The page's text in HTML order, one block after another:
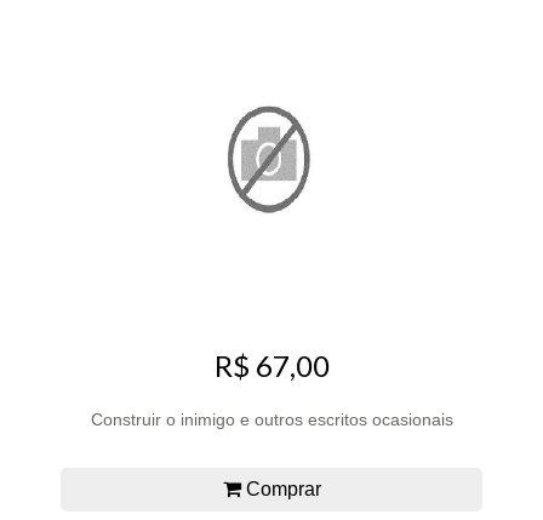
R$ 67,00
Construir o inimigo e outros escritos ocasionais
Comprar